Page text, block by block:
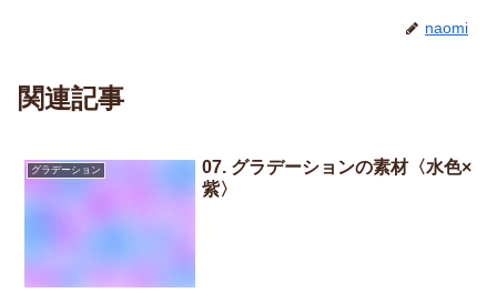
naomi
関連記事
グラデーション
07. グラデーションの素材〈水色×
紫〉